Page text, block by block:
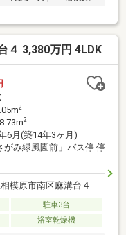
…約470m（徒歩6
歩8分）・市立陽光台
丘中学校…約
４ 3,380万円 4LDK
2
2
6月(築14年3ヶ月)
がみ緑風園前」バス停 停
模原市南区麻溝台４
駐車3台
浴室乾燥機